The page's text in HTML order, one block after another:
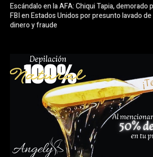
Escándalo en la AFA: Chiqui Tapia, demorado
FBI en Estados Unidos por presunto lavado de
dinero y fraude